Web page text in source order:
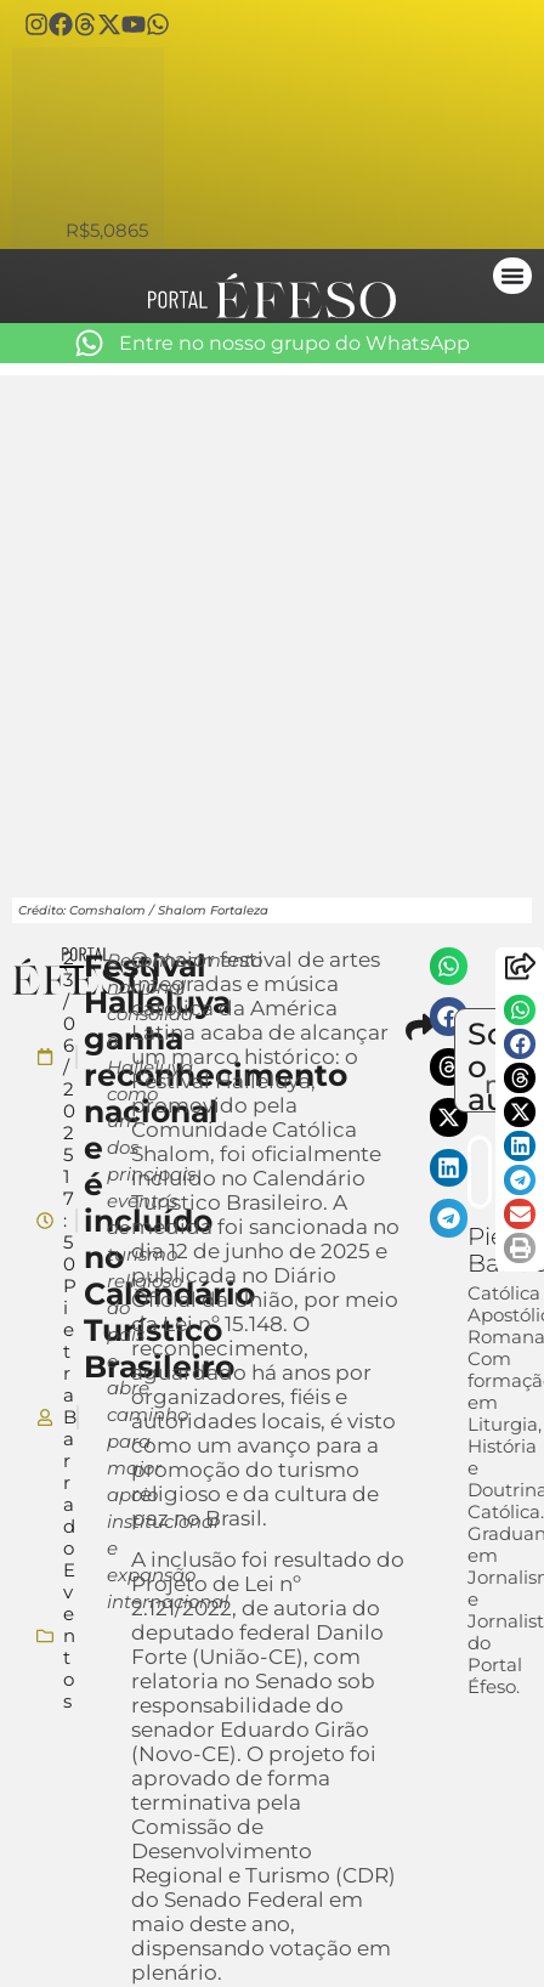
R$5,0865
Entre no nosso grupo do WhatsApp
Crédito: Comshalom / Shalom Fortaleza
2
3
/
0
6
/
2
0
2
5
1
7
:
5
0
P
i
e
t
r
a
B
a
r
r
a
d
o
E
v
e
n
t
o
s
Festival
Halleluya
ganha
reconhecimento
nacional
e
é
incluído
no
Calendário
Turístico
Brasileiro
Reconhecimento
nacional
consolida
o
Halleluya
como
um
dos
principais
eventos
de
turismo
religioso
do
país
e
abre
caminho
para
maior
apoio
institucional
e
expansão
internacional
O maior festival de artes
integradas e música
católica da América
Latina acaba de alcançar
um marco histórico: o
Festival Halleluya,
promovido pela
Comunidade Católica
Shalom, foi oficialmente
incluído no Calendário
Turístico Brasileiro. A
medida foi sancionada no
dia 12 de junho de 2025 e
publicada no Diário
Oficial da União, por meio
da Lei nº 15.148. O
reconhecimento,
aguardado há anos por
organizadores, fiéis e
autoridades locais, é visto
como um avanço para a
promoção do turismo
religioso e da cultura de
paz no Brasil.
A inclusão foi resultado do
Projeto de Lei nº
2.121/2022, de autoria do
deputado federal Danilo
Forte (União-CE), com
relatoria no Senado sob
responsabilidade do
senador Eduardo Girão
(Novo-CE). O projeto foi
aprovado de forma
terminativa pela
Comissão de
Desenvolvimento
Regional e Turismo (CDR)
do Senado Federal em
maio deste ano,
dispensando votação em
plenário.
o
Pietra
Católica
Com
em
Liturgia,
História
e
Católica.
em
e
do
Portal
Éfeso.